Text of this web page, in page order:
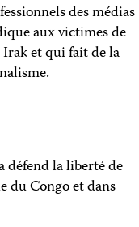
des médias
aux victimes de
et qui fait de la
défend la liberté de
du Congo et dans